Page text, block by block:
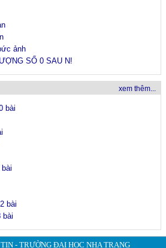
ảnh
SỐ 0 SAU N!
xem thêm...
bài
bài
- TRƯỜNG ĐẠI HỌC NHA TRANG